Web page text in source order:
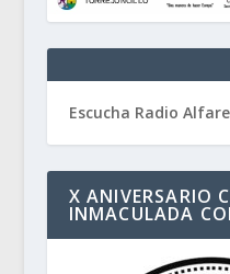
Escucha Radio
X ANIVERSARIO
INMACULADA